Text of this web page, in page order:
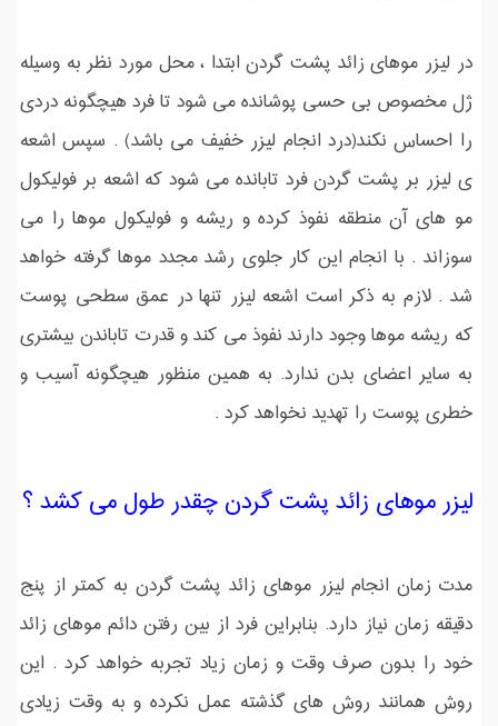
در لیزر موهای زائد پشت گردن ابتدا ، محل مورد نظر به وسیله
ژل مخصوص بی حسی پوشانده می شود تا فرد هیچگونه دردی
را احساس نکند(درد انجام لیزر خفیف می باشد) . سپس اشعه
ی لیزر بر پشت گردن فرد تابانده می شود که اشعه بر فولیکول
مو های آن منطقه نفوذ کرده و ریشه و فولیکول موها را می
سوزاند . با انجام این کار جلوی رشد مجدد موها گرفته خواهد
شد . لازم به ذکر است اشعه لیزر تنها در عمق سطحی پوست
که ریشه موها وجود دارند نفوذ می کند و قدرت تاباندن بیشتری
به سایر اعضای بدن ندارد. به همین منظور هیچگونه آسیب و
خطری پوست را تهدید نخواهد کرد .
لیزر موهای زائد پشت گردن چقدر طول می کشد ؟
مدت زمان انجام لیزر موهای زائد پشت گردن به کمتر از پنج
دقیقه زمان نیاز دارد. بنابراین فرد از بین رفتن دائم موهای زائد
خود را بدون صرف وقت و زمان زیاد تجربه خواهد کرد . این
روش همانند روش های گذشته عمل نکرده و به وقت زیادی